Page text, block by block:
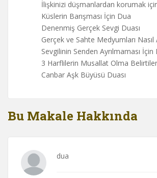
İlişkinizi düşmanlardan korumak
Küslerin Barışması İçin Dua
Denenmiş Gerçek Sevgi Duası
Gerçek ve Sahte Medyumları Nasıl
Sevgilinin Senden Ayrılmaması İçin
3 Harflilerin Musallat Olma
Canbar Aşk Büyüsü Duası
Bu Makale Hakkında
dua